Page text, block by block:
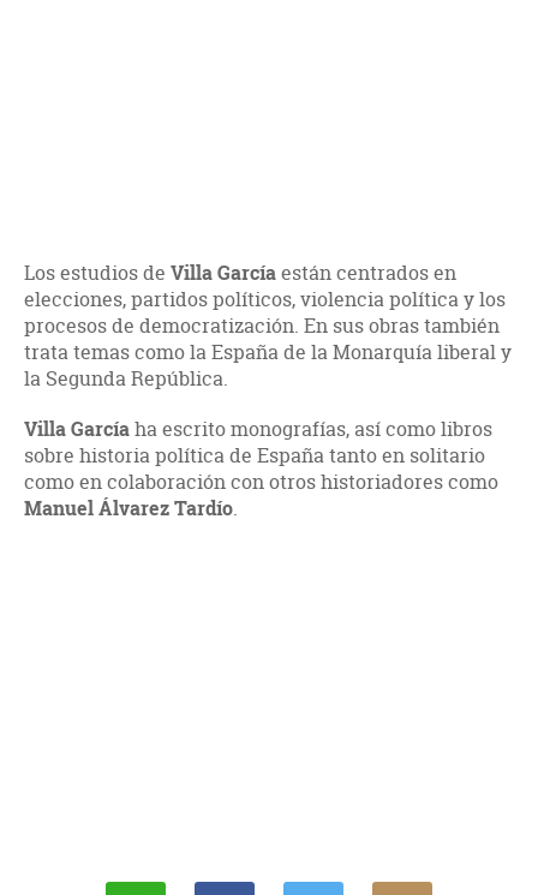
Los estudios de Villa Garcíaestán centrados en
elecciones, partidos políticos, violencia política y los
procesos de democratización. En sus obras también
trata temas como la España de la Monarquía liberal y
la Segunda República.
Villa Garcíaha escrito monografías, así como libros
sobre historia política de España tanto en solitario
como en colaboración con otros historiadores como
Manuel Álvarez Tardío.